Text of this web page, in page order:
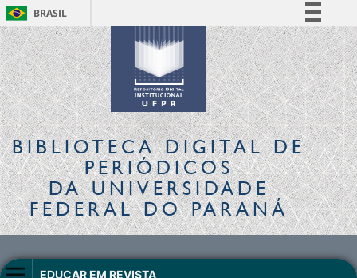
BRASIL
Simplifique!
Comunica BR
Participe
Acesso à informação
Legislação
Canais
BIBLIOTECA DIGITALDE
PERIÓDICOS
DA UNIVERSIDADE
FEDERAL DO PARANÁ
EDUCAR EM REVISTA